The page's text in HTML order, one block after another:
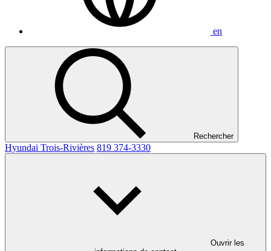
en
Rechercher
Hyundai Trois-Rivières 819 374-3330
Ouvrir les